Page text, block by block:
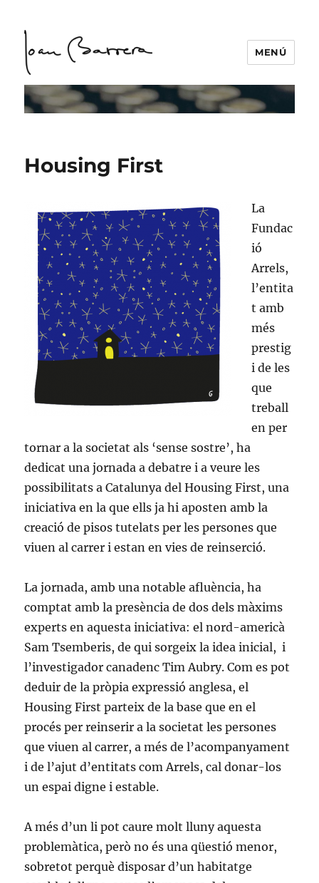
MENÚ
Housing First
La
Fundac
ió
Arrels,
l’entita
t amb
més
prestig
i de les
que
treball
en per
tornar a la societat als ‘sense sostre’, ha
dedicat una jornada a debatre i a veure les
possibilitats a Catalunya del Housing First, una
iniciativa en la que ells ja hi aposten amb la
creació de pisos tutelats per les persones que
viuen al carrer i estan en vies de reinserció.
La jornada, amb una notable afluència, ha
comptat amb la presència de dos dels màxims
experts en aquesta iniciativa: el nord-americà
Sam Tsemberis, de qui sorgeix la idea inicial, i
l’investigador canadenc Tim Aubry. Com es pot
deduir de la pròpia expressió anglesa, el
Housing First parteix de la base que en el
procés per reinserir a la societat les persones
que viuen al carrer, a més de l’acompanyament
i de l’ajut d’entitats com Arrels, cal donar-los
un espai digne i estable.
A més d’un li pot caure molt lluny aquesta
problemàtica, però no és una qüestió menor,
sobretot perquè disposar d’un habitatge